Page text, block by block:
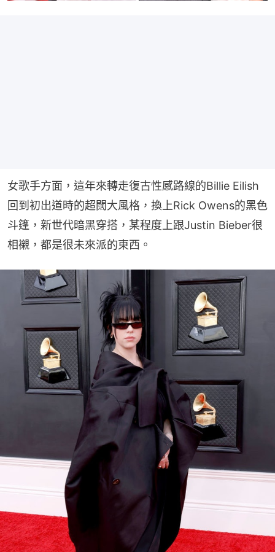
女歌手方面，這年來轉走復古性感路線的Billie Eilish
回到初出道時的超闊大風格，換上Rick Owens的黑色
斗篷，新世代暗黑穿搭，某程度上跟Justin Bieber很
相襯，都是很未來派的東西。